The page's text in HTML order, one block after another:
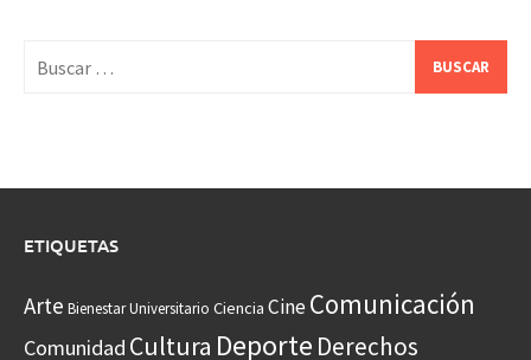
ETIQUETAS
Arte Bienestar Universitario Ciencia CineComunicación
Comunidad Cultura Deporte Derechos